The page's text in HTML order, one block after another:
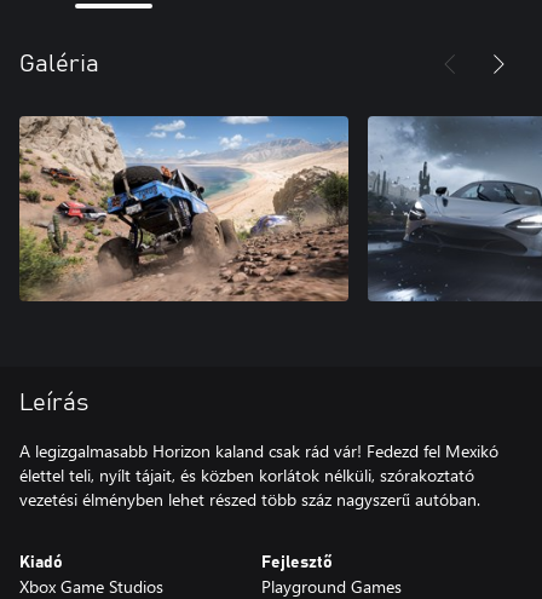
Galéria
Leírás
A legizgalmasabb Horizon kaland csak rád vár! Fedezd fel Mexikó
élettel teli, nyílt tájait, és közben korlátok nélküli, szórakoztató
vezetési élményben lehet részed több száz nagyszerű autóban.
Kiadó
Xbox Game Studios
Fejlesztő
Playground Games